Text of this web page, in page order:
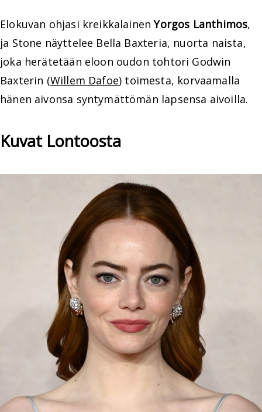
Elokuvan ohjasi kreikkalainenYorgos Lanthimos,
ja Stone näyttelee Bella Baxteria, nuorta naista,
joka herätetään eloon oudon tohtori Godwin
Baxterin (Willem Dafoe) toimesta, korvaamalla
hänen aivonsa syntymättömän lapsensa aivoilla.
Kuvat Lontoosta